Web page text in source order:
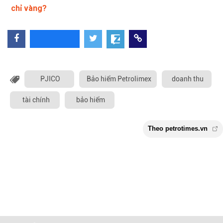
chỉ vàng?
PJICO Bảo hiểm Petrolimex doanh thu
tài chính bảo hiểm